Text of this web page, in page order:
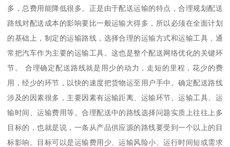
多，总费用能降低很多。正是由于配送运输的特点，合理规划配送
路线对配送成本的影响要比一般运输大得多，所以必须在全面计划
的基础上，制定的运输路线，选择合理的运输方式和运输工具，通
常把汽车作为主要的运输工具。这也是整个配送网络优化的关键环
节。 合理确定配送路线就是用少的动力，走短的里程，花少的费
用，经少的环节，以快的速度把货物运至用户手中。确定配送路线
涉及的因素很多，主要因素有运输距离、运输环节、运输工具、运
输时间、运输费用等。合理配送中的路线选择问题实质上往往上多
目标的，也就是说，一条从产品供应源的路线要受到一个以上的目
标影响。目标可以是运输费用少、运输风险小、运行时间短或需求